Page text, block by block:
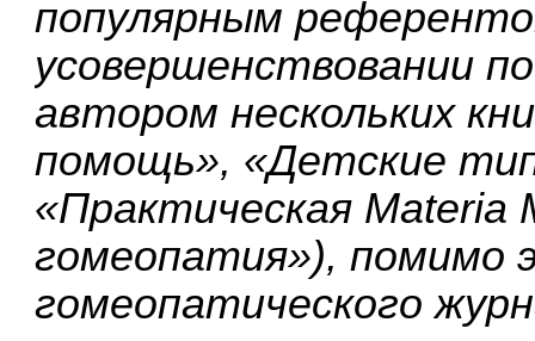
популярным
усовершенствовании
автором нескольких
помощь», «Детские
«Практическая Materia
гомеопатия»), помимо
гомеопатического